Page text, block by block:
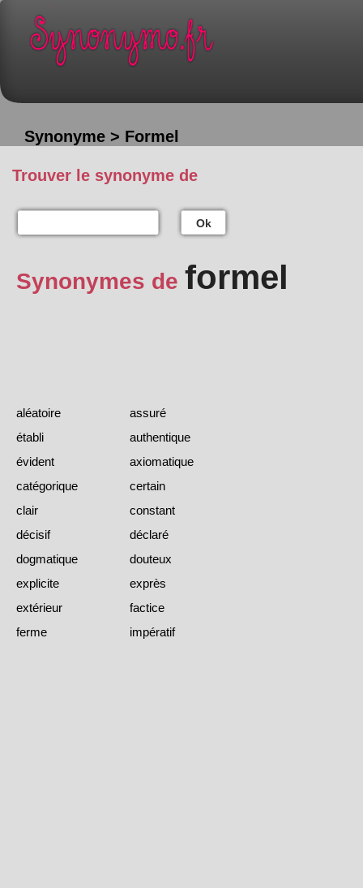
Synonyme > Formel
Trouver le synonyme de
Ok
Synonymes de formel
aléatoire
assuré
établi
authentique
évident
axiomatique
catégorique
certain
clair
constant
décisif
déclaré
dogmatique
douteux
explicite
exprès
extérieur
factice
ferme
impératif